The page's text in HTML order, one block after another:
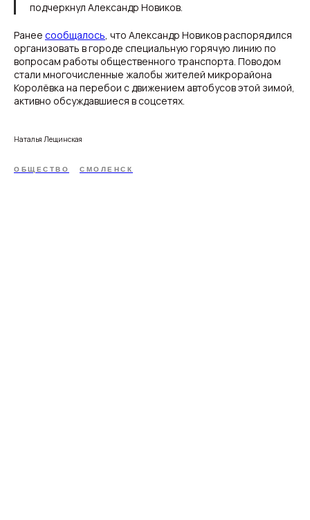
подчеркнул Александр Новиков.
Ранее сообщалось, что Александр Новиков распорядился
организовать в городе специальную горячую линию по
вопросам работы общественного транспорта. Поводом
стали многочисленные жалобы жителей микрорайона
Королёвка на перебои с движением автобусов этой зимой,
активно обсуждавшиеся в соцсетях.
Наталья Лещинская
ОБЩЕСТВО СМОЛЕНСК